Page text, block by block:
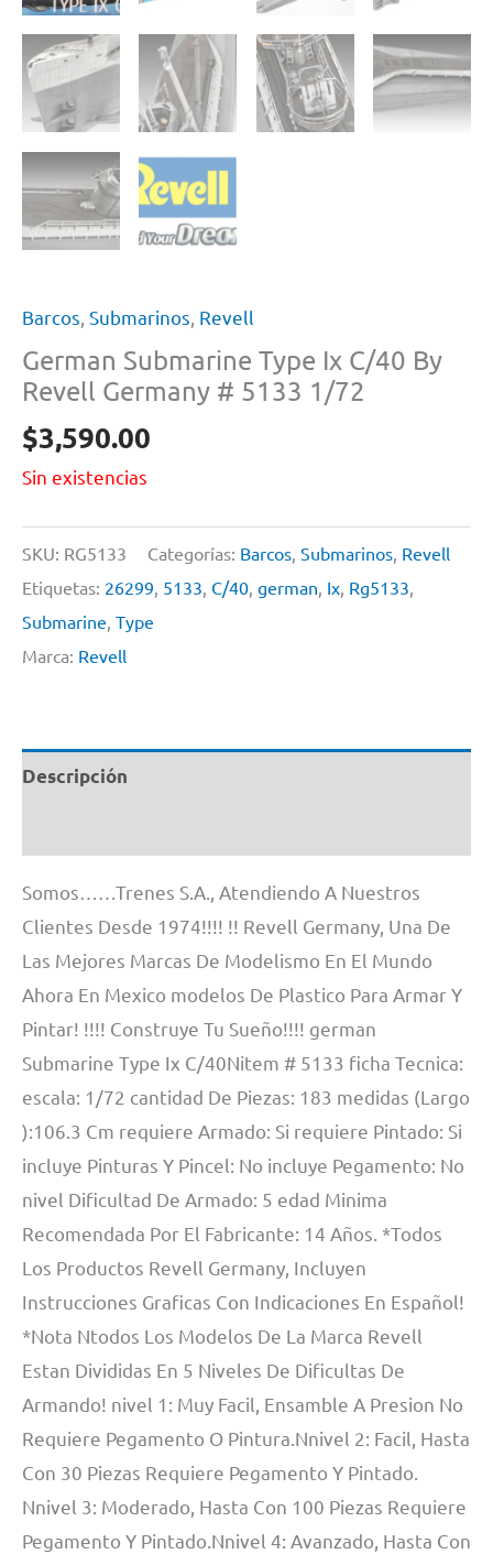
Barcos Submarinos Revell
German Submarine Type Ix C/40 By
Revell Germany # 5133 1/72
$3,590.00
Sin existencias
SKU: RG5133 Categorías: Barcos, Submarinos, Revell
Etiquetas: 26299, 5133, C/40, german, Ix, Rg5133,
Submarine, Type
Marca: Revell
Descripción
Somos……Trenes S.A., Atendiendo A Nuestros
Clientes Desde 1974!!!! !! Revell Germany, Una De
Las Mejores Marcas De Modelismo En El Mundo
Ahora En Mexico modelos De Plastico Para Armar Y
Pintar! !!!! Construye Tu Sueño!!!! german
Submarine Type Ix C/40Nitem # 5133 ficha Tecnica:
escala: 1/72 cantidad De Piezas: 183 medidas (Largo
):106.3 Cm requiere Armado: Si requiere Pintado: Si
incluye Pinturas Y Pincel: No incluye Pegamento: No
nivel Dificultad De Armado: 5 edad Minima
Recomendada Por El Fabricante: 14 Años. *Todos
Los Productos Revell Germany, Incluyen
Instrucciones Graficas Con Indicaciones En Español!
*Nota Ntodos Los Modelos De La Marca Revell
Estan Divididas En 5 Niveles De Dificultas De
Armando! nivel 1: Muy Facil, Ensamble A Presion No
Requiere Pegamento O Pintura.Nnivel 2: Facil, Hasta
Con 30 Piezas Requiere Pegamento Y Pintado.
Nnivel 3: Moderado, Hasta Con 100 Piezas Requiere
Pegamento Y Pintado.Nnivel 4: Avanzado, Hasta Con